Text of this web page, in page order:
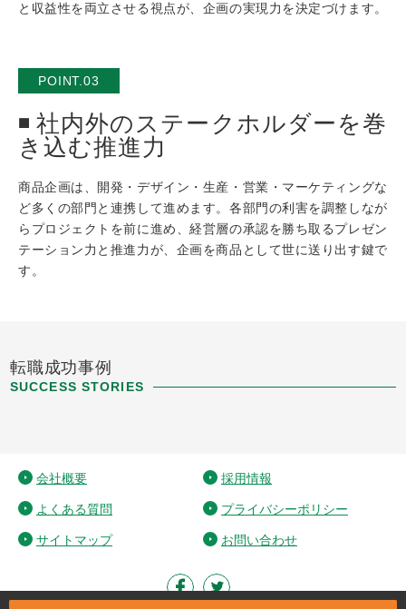
と収益性を両立させる視点が、企画の実現力を決定づけます。
POINT.03
社内外のステークホルダーを巻
き込む推進力
商品企画は、開発・デザイン・生産・営業・マーケティングな
ど多くの部門と連携して進めます。各部門の利害を調整しなが
らプロジェクトを前に進め、経営層の承認を勝ち取るプレゼン
テーション力と推進力が、企画を商品として世に送り出す鍵で
す。
転職成功事例
SUCCESS STORIES
会社概要 採用情報
よくある質問 プライバシーポリシー
サイトマップ お問い合わせ